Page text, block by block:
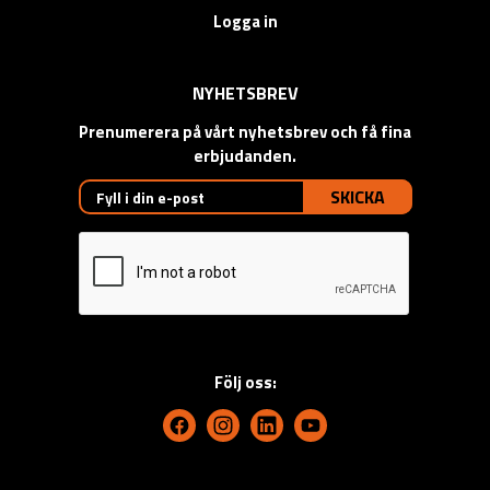
Logga in
NYHETSBREV
Prenumerera på vårt nyhetsbrev och få fina
erbjudanden.
SKICKA
Följ oss: